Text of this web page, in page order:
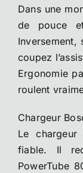
Dans une
de pouce
coupez
Ergonomie
roulent
Chargeur
Le
fiable. Il
PowerTube